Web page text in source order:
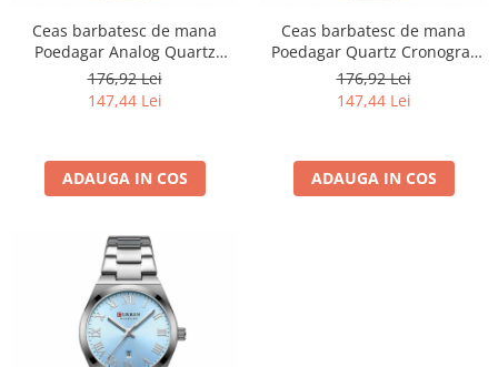
Ceas barbatesc de mana
Poedagar Analog Quartz
Cronograf Piele naturala Maro
Negru
176,92 Lei
147,44 Lei
ADAUGA IN COS
Ceas barbatesc de mana
Poedagar Quartz Cronograf
Business Piele naturala Maro
176,92 Lei
147,44 Lei
ADAUGA IN COS